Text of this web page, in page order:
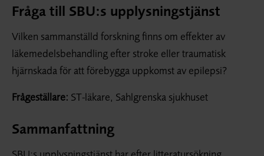
Fråga till SBU:s upplysningstjänst
Vilken sammanställd forskning finns om effekter av
läkemedelsbehandling efter stroke eller traumatisk
hjärnskada för att förebygga uppkomst av epilepsi?
Frågeställare: ST-läkare, Sahlgrenska sjukhuset
Sammanfattning